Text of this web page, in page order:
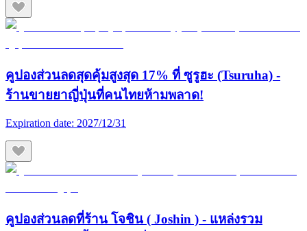
คูปองส่วนลดสุดคุ้มสูงสุด 17% ที่ ซูรูฮะ (Tsuruha) -
ร้านขายยาญี่ปุ่นที่คนไทยห้ามพลาด!
Expiration date: 2027/12/31
คูปองส่วนลดที่ร้าน โจชิน ( Joshin ) - แหล่งรวม